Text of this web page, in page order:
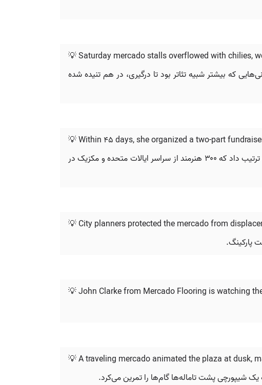
💡 Saturday mercado stalls overflowed with chilies,
که بیشتر شبیه تئاتر بود تا درگیری، در هم تنیده شده
💡 Within 45 days, she organized a two-part
او ظرف ۴۵ روز، یک گردهمایی دو بخشی برای جمع‌آوری کمک‌های مالی با عنوان «لغو فروشگاه‌های زنجیره‌ای ICE» ترتیب داد که ۳۰۰ هنرمند از سراسر ایالات متحده و مکزیک در
💡 City planners protected the mercado from
پارکینگ.
💡 John Clarke from Mercado Flooring is watching
💡 A traveling mercado animated the plaza at dusk,
شیپورچی پشت تاماله‌ها گام‌ها را تمرین می‌کرد.